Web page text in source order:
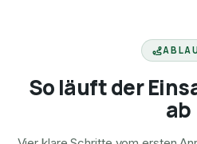
So läuft der
ab